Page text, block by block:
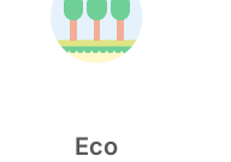
Eco